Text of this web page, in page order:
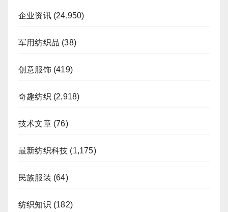
企业资讯(24,950)
军用纺织品 (38)
创意服饰(419)
奇趣纺织 (2,918)
技术文章(76)
最新纺织科技 (1,175)
民族服装 (64)
纺织知识 (182)